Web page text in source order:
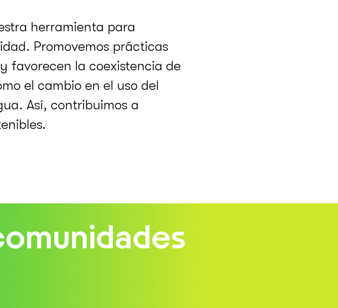
herramienta para
Promovemos prácticas
favorecen la coexistencia de
el cambio en el uso del
Así, contribuimos a